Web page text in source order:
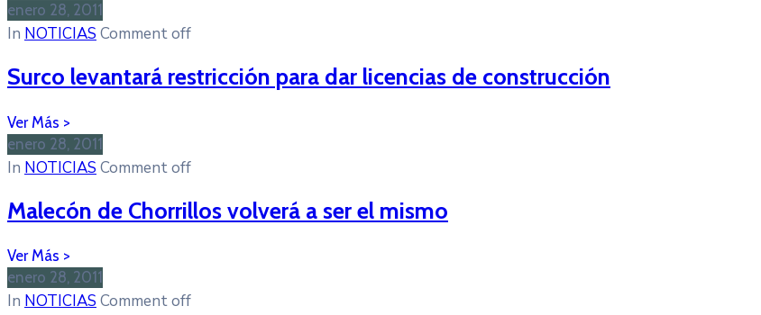
enero 28, 2011
In NOTICIAS Comment off
Surco levantará restricción para dar licencias de construcción
enero 28, 2011
In NOTICIAS Comment off
Malecón de Chorrillos volverá a ser el mismo
enero 28, 2011
In NOTICIAS Comment off